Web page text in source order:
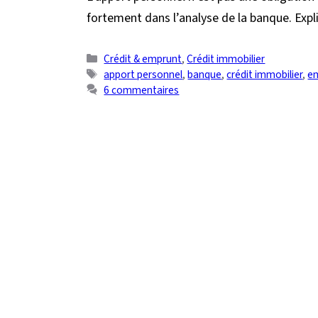
fortement dans l’analyse de la banque.
Catégories
Crédit & emprunt,Crédit immobilier
Étiquettes
apport personnel,banque,crédit immobilier,
6 commentaires